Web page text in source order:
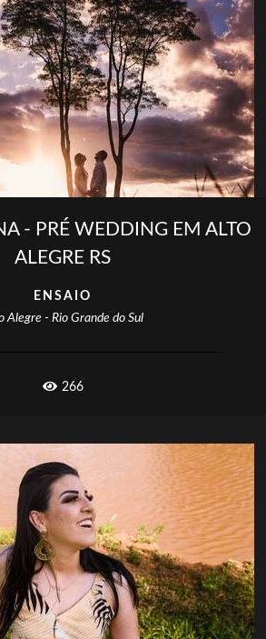
- PRÉ WEDDING EM ALTO
ALEGRE RS
ENSAIO
Alegre - Rio Grande do Sul
266